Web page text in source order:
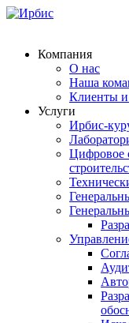
Компания
О нас
Наша
Клиенты
Услуги
Ирбис-
Цифровое